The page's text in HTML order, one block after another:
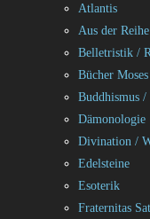
Atlantis
Aus der
Belletristik /
Bücher Moses
Buddhismus
Dämonologie
Divination /
Edelsteine
Esoterik
Fraternitas